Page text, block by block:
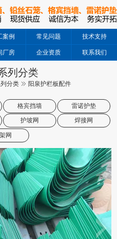
案例 常见问题 技术支持
厂房 企业资质 联系我们
列分类
分类 阳泉护栏板配件
格宾挡墙 雷诺护垫
护坡网 焊接网
网